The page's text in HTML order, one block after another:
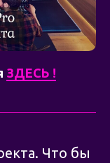
ЗДЕСЬ !
Что бы